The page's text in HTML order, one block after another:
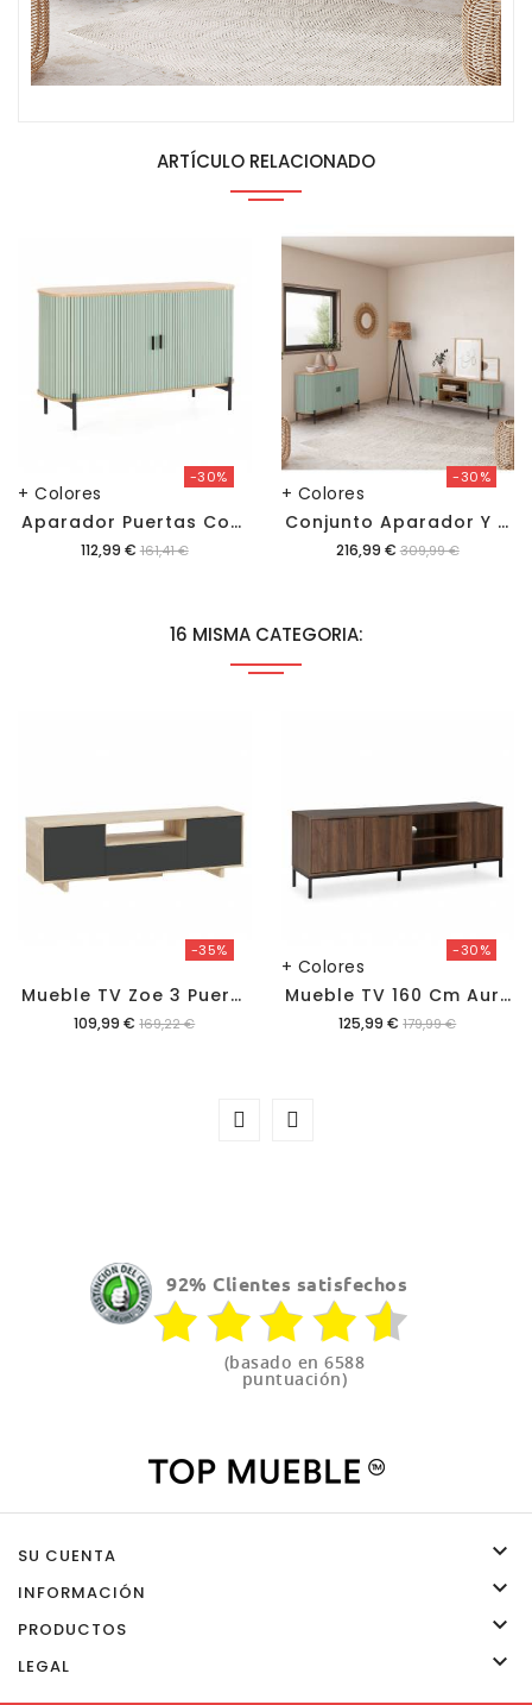
ARTÍCULO RELACIONADO
+ Colores
-30%
A
Parador Puertas Correderas Carolina
Precio
112,99 € 161,41 €
+ Colores
-30%
C
Onjunto Aparador Y Mueble Tv 140 Cm Carolina
Precio
216,99 € 309,99 €
16 MISMA CATEGORIA:
-35%
M
Ueble TV Zoe 3 Puertas
Precio
109,99 € 169,22 €
+ Colores
-30%
M
Ueble TV 160 Cm Auran
Precio
125,99 € 179,99 €
92% Clientes satisfechos
(basado en 6588
puntuación)
SU CUENTA 
INFORMACIÓN 
PRODUCTOS 
LEGAL 